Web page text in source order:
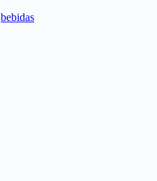
bebidas